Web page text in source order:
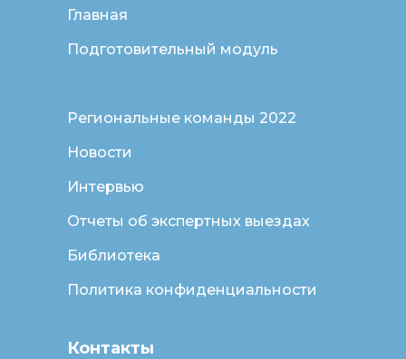
Контакты
Главная
Подготовительный модуль
Новости
Политика конфиденциальности
Библиотека
Региональные команды 2022
Интервью
Отчеты об экспертных выездах